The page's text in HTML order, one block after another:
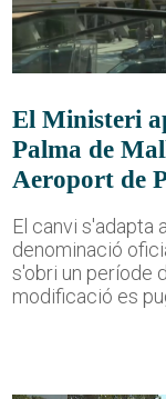
El Ministeri
Palma de
Aeroport de
El canvi s'adapta
denominació
s'obri un període
modificació es